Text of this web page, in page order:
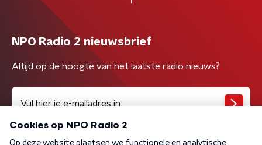
NPO Radio 2 nieuwsbrief
Altijd op de hoogte van het laatste radio nieuws?